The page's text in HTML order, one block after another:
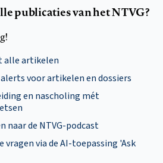
publicaties van het NTVG?
alle artikelen
voor artikelen en dossiers
en nascholing mét
naar de NTVG-podcast
vragen via de AI-toepassing 'Ask